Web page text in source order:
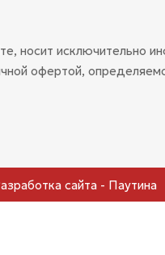
носит исключительно
офертой,
сайта - Паутина